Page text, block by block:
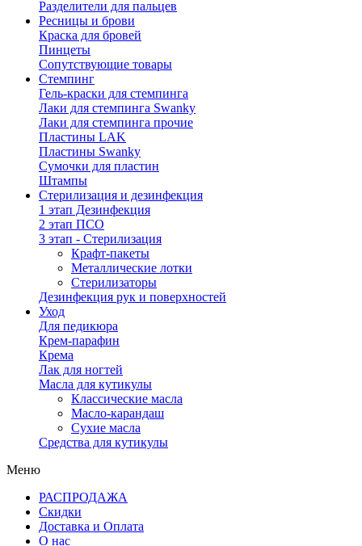
Разделители для пальцев
Ресницы и брови
Краска для бровей
Пинцеты
Сопутствующие товары
Стемпинг
Гель-краски для стемпинга
Лаки для стемпинга Swanky
Лаки для стемпинга прочие
Пластины LAK
Пластины Swanky
Сумочки для пластин
Штампы
Стерилизация и дезинфекция
1 этап Дезинфекция
2 этап ПСО
3 этап - Стерилизация
Крафт-пакеты
Металлические лотки
Стерилизаторы
Дезинфекция рук и поверхностей
Уход
Для педикюра
Крем-парафин
Крема
Лак для ногтей
Масла для кутикулы
Классические масла
Масло-карандаш
Сухие масла
Средства для кутикулы
Меню
РАСПРОДАЖА
Скидки
Доставка и Оплата
О нас